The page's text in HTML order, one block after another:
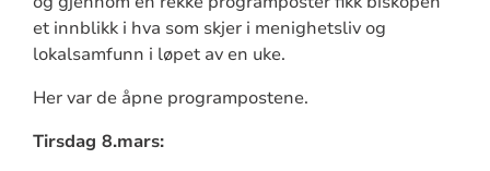
et innblikk i hva som skjer i menighetsliv og
lokalsamfunn i løpet av en uke.
Her var de åpne programpostene.
Tirsdag 8.mars: